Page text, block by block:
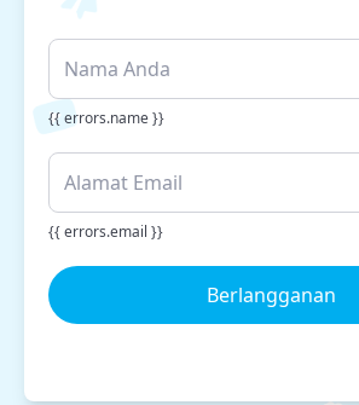
{{ errors.name }}
{{ errors.email }}
Berlangganan